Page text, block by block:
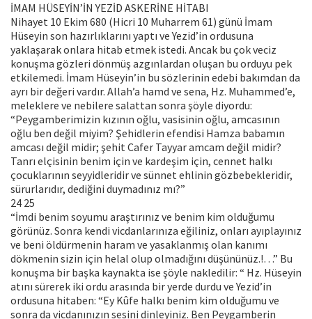
İMAM HÜSEYİN’İN YEZİD ASKERİNE HİTABI
Nihayet 10 Ekim 680 (Hicri 10 Muharrem 61) günü İmam
Hüseyin son hazırlıklarını yaptı ve Yezid’in ordusuna
yaklaşarak onlara hitab etmek istedi. Ancak bu çok veciz
konuşma gözleri dönmüş azgınlardan oluşan bu orduyu pek
etkilemedi. İmam Hüseyin’in bu sözlerinin edebi bakımdan da
ayrı bir değeri vardır. Allah’a hamd ve sena, Hz. Muhammed’e,
meleklere ve nebilere salattan sonra şöyle diyordu:
“Peygamberimizin kızının oğlu, vasisinin oğlu, amcasının
oğlu ben değil miyim? Şehidlerin efendisi Hamza babamın
amcası değil midir; şehit Cafer Tayyar amcam değil midir?
Tanrı elçisinin benim için ve kardeşim için, cennet halkı
çocuklarının seyyidleridir ve sünnet ehlinin gözbebekleridir,
sürurlarıdır, dediğini duymadınız mı?”
24 25
“İmdi benim soyumu araştırınız ve benim kim olduğumu
görünüz. Sonra kendi vicdanlarınıza eğiliniz, onları ayıplayınız
ve beni öldürmenin haram ve yasaklanmış olan kanımı
dökmenin sizin için helal olup olmadığını düşününüz.!…” Bu
konuşma bir başka kaynakta ise şöyle nakledilir: “ Hz. Hüseyin
atını sürerek iki ordu arasında bir yerde durdu ve Yezid’in
ordusuna hitaben: “Ey Kûfe halkı benim kim olduğumu ve
sonra da vicdanınızın sesini dinleyiniz. Ben Peygamberin